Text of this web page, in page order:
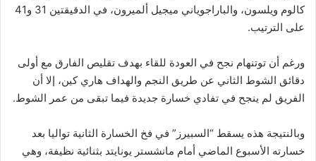
كالوم ويلسون، والباراجوياني ميجيل ألميرون، في الدقيقتين 31 و41
على الترتيب.
ورغم أن توتنهام نجح في العودة للقاء بهدف تقليص الفارق مع أولى
دقائق الشوط الثاني عن طريق النجم والهداف هاري كين، إلا أن
الفريق لم ينجح في تفادي خسارة جديدة فيما تبقى من عمر الشوط.
وبالنتيجة هذه يسقط “السبيرز” في فخ الخسارة الثانية تواليا بعد
خسارته الأسبوع الماضي أمام مانشستر يونايتد بثنائية نظيفة، وهي